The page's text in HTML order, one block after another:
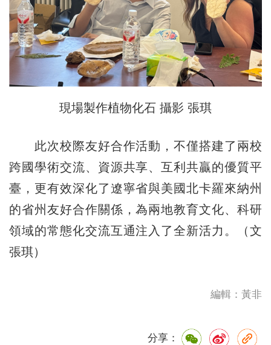
現場製作植物化石 攝影 張琪
此次校際友好合作活動，不僅搭建了兩校
跨國學術交流、資源共享、互利共贏的優質平
臺，更有效深化了遼寧省與美國北卡羅來納州
的省州友好合作關係，為兩地教育文化、科研
領域的常態化交流互通注入了全新活力。（文
張琪）
編輯：黃非
分享：